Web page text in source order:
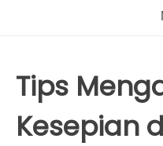
Tips
Kesepian